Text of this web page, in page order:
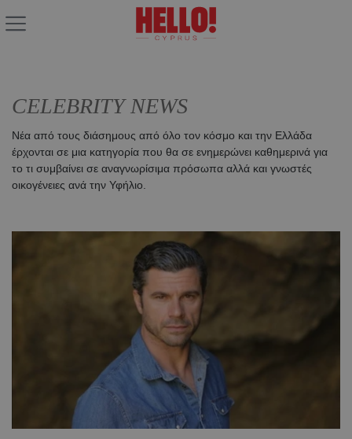
CELEBRITY NEWS
Νέα από τους διάσημους από όλο τον κόσμο και την Ελλάδα
έρχονται σε μια κατηγορία που θα σε ενημερώνει καθημερινά για
το τι συμβαίνει σε αναγνωρίσιμα πρόσωπα αλλά και γνωστές
οικογένειες ανά την Υφήλιο.